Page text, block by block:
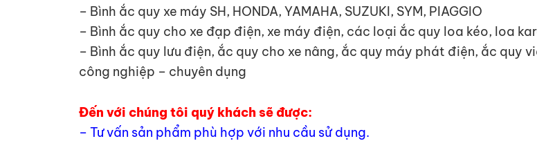
– Bình ắc quy xe máy SH, HONDA, YAMAHA, SUZUKI, SYM, PIAGGIO
– Bình ắc quy cho xe đạp điện, xe máy điện, các loại ắc quy loa kéo, loa
– Bình ắc quy lưu điện, ắc quy cho xe nâng, ắc quy máy phát điện, ắc quy
công nghiệp – chuyên dụng
Đến với chúng tôi quý khách sẽ được:
– Tư vấn sản phẩm phù hợp với nhu cầu sử dụng.